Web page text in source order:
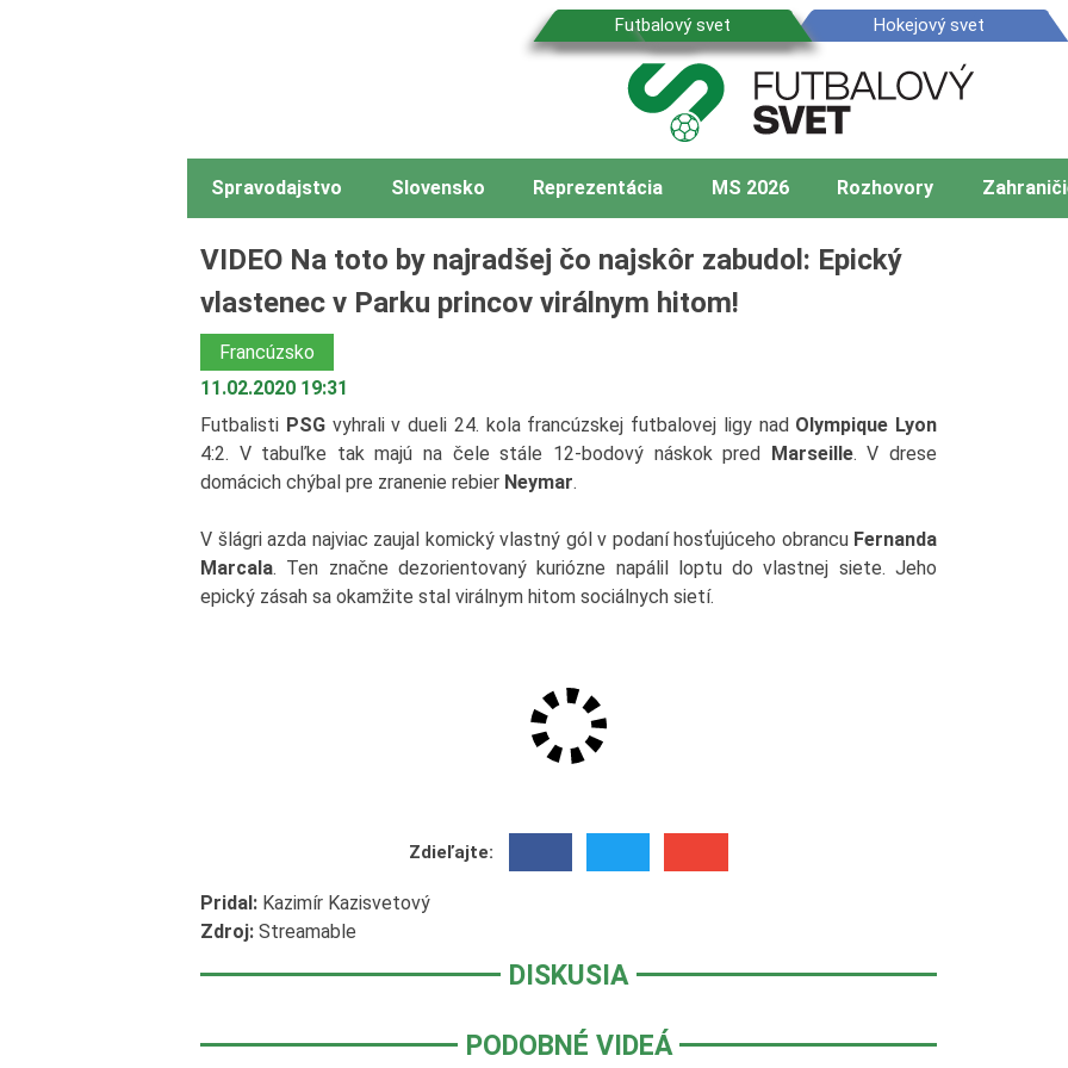
Spravodajstvo Slovensko Reprezentácia MS 2026 Rozhovory
VIDEO Na toto by najradšej čo najskôr zabudol: Epický
vlastenec v Parku princov virálnym hitom!
Francúzsko
11.02.2020 19:31
Futbalisti PSGvyhrali v dueli 24. kola francúzskej futbalovej ligy nad Olympique Lyon
4:2. V tabuľke tak majú na čele stále 12-bodový náskok pred Marseille. V drese
domácich chýbal pre zranenie rebier Neymar.
V šlágri azda najviac zaujal komický vlastný gól v podaní hosťujúceho obrancu Fernanda
Marcala. Ten značne dezorientovaný kuriózne napálil loptu do vlastnej siete. Jeho
epický zásah sa okamžite stal virálnym hitom sociálnych sietí.
Zdieľajte:
Pridal: Kazimír Kazisvetový
Zdroj: Streamable
DISKUSIA
PODOBNÉ VIDEÁ